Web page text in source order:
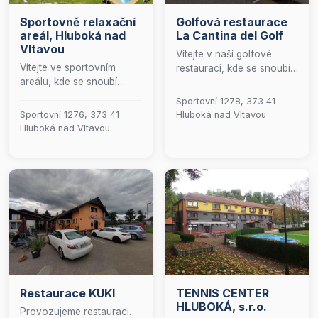
Sportovně relaxační
areál, Hluboká nad
Vltavou
Vítejte ve sportovním
areálu, kde se snoubí
moderními zážitky.
Nabízíme širokou škálu
vzrušujícího lanového
lanáčku, přes
dobrodružný minigolf až
po zábavní hřiště
Špuntárium. Pro milovníky
skákání máme připravenou
obří nafukovací trampolínu
plážového volejbalu
kvalitní hřiště. V našem
Sportovní 1276, 373 41
Hluboká nad Vltavou
Golfová restaurace
La Cantina del Golf
Vítejte v naší golfové
restauraci, kde se snoubí
přátelskou atmosférou. U
nás si můžete pochutnat
lahodných dezertů, vše
pečlivě připravené z těch
nejčerstvějších surovin.
Naše srdce bije pro
španělskou kuchyni, ale
nebojte se, najdete u nás i
oblíbené mezinárodní a
české pokrmy. Přijďte si
který potěší vaše chuťové
pohárky!
Sportovní 1278, 373 41
Hluboká nad Vltavou
Restaurace KUKI
Provozujeme restauraci.
TENNIS CENTER
HLUBOKÁ, s.r.o.